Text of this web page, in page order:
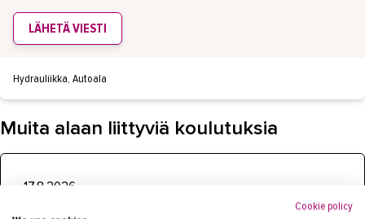
LÄHETÄ VIESTI
Hydrauliikka, Autoala
Muita alaan liittyviä koulutuksia
17.8.2026
Cookie policy